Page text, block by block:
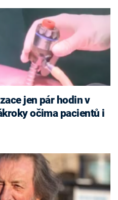
jen pár hodin v
očima pacientů i